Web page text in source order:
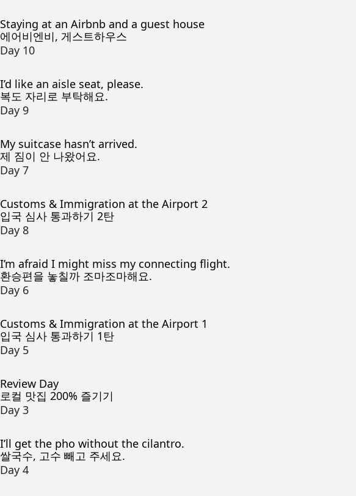
Staying at an Airbnb and a guest house
에어비엔비, 게스트하우스
Day 10
I’d like an aisle seat, please.
복도 자리로 부탁해요.
Day 9
My suitcase hasn’t arrived.
제 짐이 안 나왔어요.
Day 7
Customs & Immigration at the Airport 2
입국 심사 통과하기 2탄
Day 8
I’m afraid I might miss my connecting flight.
환승편을 놓칠까 조마조마해요.
Day 6
Customs & Immigration at the Airport 1
입국 심사 통과하기 1탄
Day 5
Review Day
로컬 맛집 200% 즐기기
Day 3
I’ll get the pho without the cilantro.
쌀국수, 고수 빼고 주세요.
Day 4